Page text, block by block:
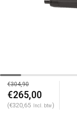
€304,90
€265,00
(€320,65 Incl. btw)